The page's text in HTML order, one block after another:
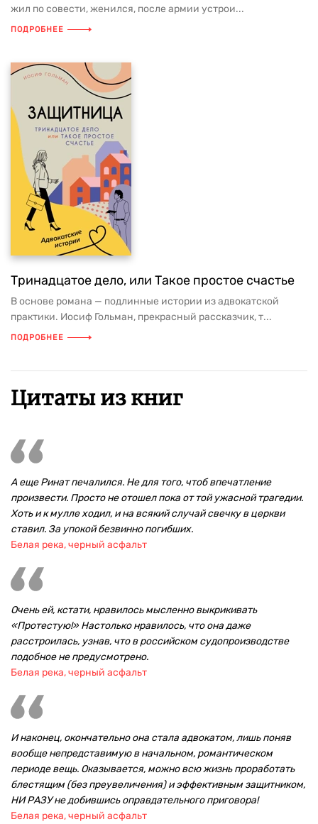
жил по совести, женился, после армии устрои...
ПОДРОБНЕЕ
Тринадцатое дело, или Такое простое счастье
В основе романа — подлинные истории из адвокатской
практики. Иосиф Гольман, прекрасный рассказчик, т...
ПОДРОБНЕЕ
Цитаты из книг
А еще Ринат печалился. Не для того, чтоб впечатление
произвести. Просто не отошел пока от той ужасной трагедии.
Хоть и к мулле ходил, и на всякий случай свечку в церкви
ставил. За упокой безвинно погибших.
Белая река, черный асфальт
Очень ей, кстати, нравилось мысленно выкрикивать
«Протестую!» Настолько нравилось, что она даже
расстроилась, узнав, что в российском судопроизводстве
подобное не предусмотрено.
Белая река, черный асфальт
И наконец, окончательно она стала адвокатом, лишь поняв
вообще непредставимую в начальном, романтическом
периоде вещь. Оказывается, можно всю жизнь проработать
блестящим (без преувеличения) и эффективным защитником,
НИ РАЗУ не добившись оправдательного приговора!
Белая река, черный асфальт